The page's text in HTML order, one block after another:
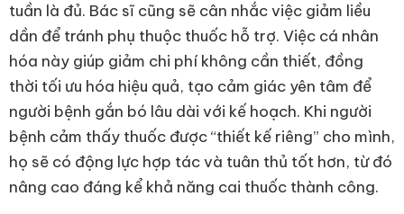
tuần là đủ. Bác sĩ cũng sẽ cân nhắc việc giảm liều
dần để tránh phụ thuộc thuốc hỗ trợ. Việc cá nhân
hóa này giúp giảm chi phí không cần thiết, đồng
thời tối ưu hóa hiệu quả, tạo cảm giác yên tâm để
người bệnh gắn bó lâu dài với kế hoạch. Khi người
bệnh cảm thấy thuốc được “thiết kế riêng” cho mình,
họ sẽ có động lực hợp tác và tuân thủ tốt hơn, từ đó
nâng cao đáng kể khả năng cai thuốc thành công.